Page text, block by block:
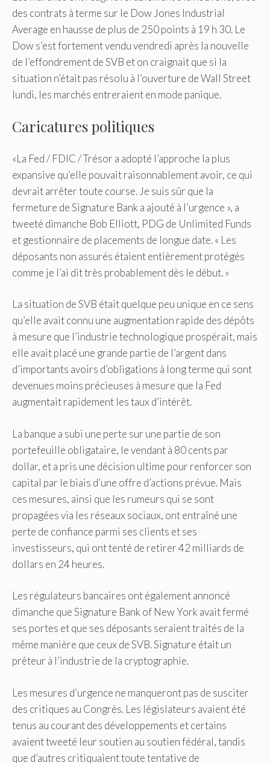
des contrats à terme sur le Dow Jones Industrial
Average en hausse de plus de 250 points à 19 h 30. Le
Dow s’est fortement vendu vendredi après la nouvelle
de l’effondrement de SVB et on craignait que si la
situation n’était pas résolu à l’ouverture de Wall Street
lundi, les marchés entreraient en mode panique.
Caricatures politiques
«La Fed / FDIC / Trésor a adopté l’approche la plus
expansive qu’elle pouvait raisonnablement avoir, ce qui
devrait arrêter toute course. Je suis sûr que la
fermeture de Signature Bank a ajouté à l’urgence », a
tweeté dimanche Bob Elliott, PDG de Unlimited Funds
et gestionnaire de placements de longue date. « Les
déposants non assurés étaient entièrement protégés
comme je l’ai dit très probablement dès le début. »
La situation de SVB était quelque peu unique en ce sens
qu’elle avait connu une augmentation rapide des dépôts
à mesure que l’industrie technologique prospérait, mais
elle avait placé une grande partie de l’argent dans
d’importants avoirs d’obligations à long terme qui sont
devenues moins précieuses à mesure que la Fed
augmentait rapidement les taux d’intérêt.
La banque a subi une perte sur une partie de son
portefeuille obligataire, le vendant à 80 cents par
dollar, et a pris une décision ultime pour renforcer son
capital par le biais d’une offre d’actions prévue. Mais
ces mesures, ainsi que les rumeurs qui se sont
propagées via les réseaux sociaux, ont entraîné une
perte de confiance parmi ses clients et ses
investisseurs, qui ont tenté de retirer 42 milliards de
dollars en 24 heures.
Les régulateurs bancaires ont également annoncé
dimanche que Signature Bank of New York avait fermé
ses portes et que ses déposants seraient traités de la
même manière que ceux de SVB. Signature était un
prêteur à l’industrie de la cryptographie.
Les mesures d’urgence ne manqueront pas de susciter
des critiques au Congrès. Les législateurs avaient été
tenus au courant des développements et certains
avaient tweeté leur soutien au soutien fédéral, tandis
que d’autres critiquaient toute tentative de